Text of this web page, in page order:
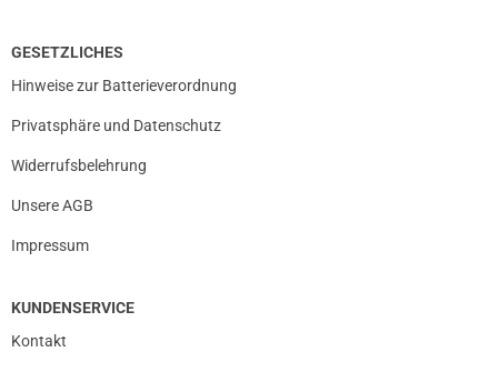
GESETZLICHES
Hinweise zur Batterieverordnung
Privatsphäre und Datenschutz
Widerrufsbelehrung
Unsere AGB
Impressum
KUNDENSERVICE
Kontakt